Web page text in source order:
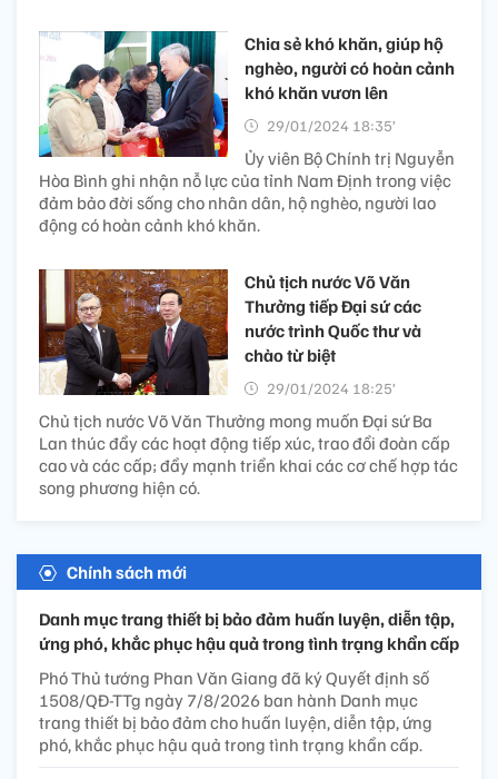
Chia sẻ khó khăn, giúp hộ
nghèo, người có hoàn cảnh
khó khăn vươn lên
29/01/2024 18:35’
Ủy viên Bộ Chính trị Nguyễn
Hòa Bình ghi nhận nỗ lực của tỉnh Nam Định trong việc
đảm bảo đời sống cho nhân dân, hộ nghèo, người lao
động có hoàn cảnh khó khăn.
Chủ tịch nước Võ Văn
Thưởng tiếp Đại sứ các
nước trình Quốc thư và
chào từ biệt
29/01/2024 18:25’
Chủ tịch nước Võ Văn Thưởng mong muốn Đại sứ Ba
Lan thúc đẩy các hoạt động tiếp xúc, trao đổi đoàn cấp
cao và các cấp; đẩy mạnh triển khai các cơ chế hợp tác
song phương hiện có.
Chính sách mới
Danh mục trang thiết bị bảo đảm huấn luyện, diễn tập,
ứng phó, khắc phục hậu quả trong tình trạng khẩn cấp
Phó Thủ tướng Phan Văn Giang đã ký Quyết định số
1508/QĐ-TTg ngày 7/8/2026 ban hành Danh mục
trang thiết bị bảo đảm cho huấn luyện, diễn tập, ứng
phó, khắc phục hậu quả trong tình trạng khẩn cấp.